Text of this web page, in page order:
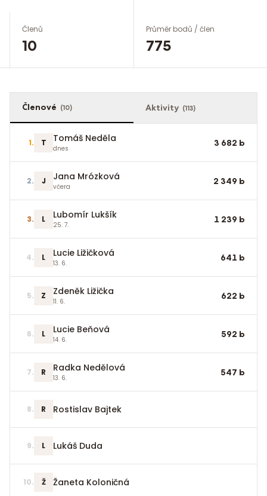
Členů
10
Průměr bodů / člen
775
Členové (10) Aktivity (113)
1. T Tomáš Neděla
dnes
3 682 b
2. J Jana Mrózková
včera
2 349 b
3. L Lubomír Lukšík
25. 7.
1 239 b
4. L Lucie Ližičková
13. 6.
641 b
5. Z Zdeněk Ližička
11. 6.
622 b
6. L Lucie Beňová
14. 6.
592 b
7. R Radka Nedělová
13. 6.
547 b
8. R Rostislav Bajtek
9. L Lukáš Duda
10. Ž Žaneta Koloničná